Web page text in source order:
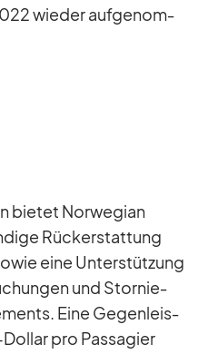
wie­der auf­ge­nom­
bie­tet Nor­we­gian
Rück­erstat­tung
eine Un­ter­stüt­zung
und Stor­nie­
Eine Ge­gen­leis­
pro Pas­sa­gier